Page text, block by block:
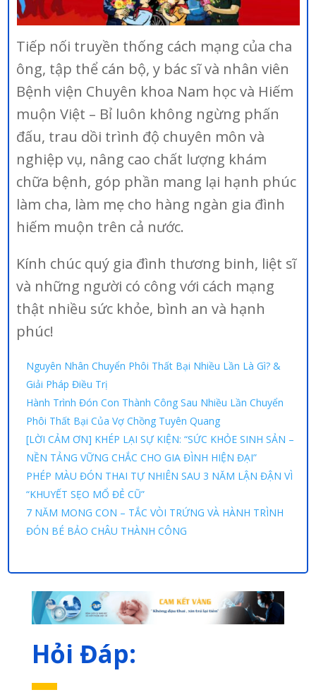
Tiếp nối truyền thống cách mạng của cha
ông, tập thể cán bộ, y bác sĩ và nhân viên
Bệnh viện Chuyên khoa Nam học và Hiếm
muộn Việt – Bỉ luôn không ngừng phấn
đấu, trau dồi trình độ chuyên môn và
nghiệp vụ, nâng cao chất lượng khám
chữa bệnh, góp phần mang lại hạnh phúc
làm cha, làm mẹ cho hàng ngàn gia đình
hiếm muộn trên cả nước.
Kính chúc quý gia đình thương binh, liệt sĩ
và những người có công với cách mạng
thật nhiều sức khỏe, bình an và hạnh
phúc!
Nguyên Nhân Chuyển Phôi Thất Bại Nhiều Lần Là Gì? &
Giải Pháp Điều Trị
Hành Trình Đón Con Thành Công Sau Nhiều Lần Chuyển
Phôi Thất Bại Của Vợ Chồng Tuyên Quang
[LỜI CẢM ƠN] KHÉP LẠI SỰ KIỆN: “SỨC KHỎE SINH SẢN –
NỀN TẢNG VỮNG CHẮC CHO GIA ĐÌNH HIỆN ĐẠI”
PHÉP MÀU ĐÓN THAI TỰ NHIÊN SAU 3 NĂM LẬN ĐẬN VÌ
“KHUYẾT SẸO MỔ ĐẺ CŨ”
7 NĂM MONG CON – TẮC VÒI TRỨNG VÀ HÀNH TRÌNH
ĐÓN BÉ BẢO CHÂU THÀNH CÔNG
Hỏi Đáp: